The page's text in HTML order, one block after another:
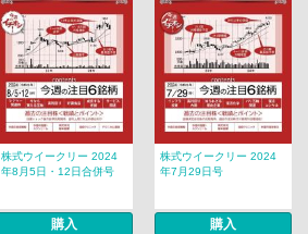
株式ウイークリー 2024
年8月5日・12日合併号
購入
株式ウイークリー 2024
年7月29日号
購入